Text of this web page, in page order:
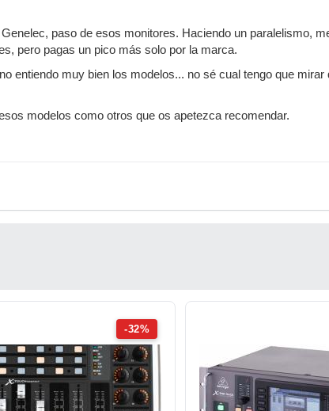
paso de esos monitores. Haciendo un paralelismo,
pero pagas un pico más solo por la marca.
entiendo muy bien los modelos... no sé cual tengo que mirar
modelos como otros que os apetezca recomendar.
-32%